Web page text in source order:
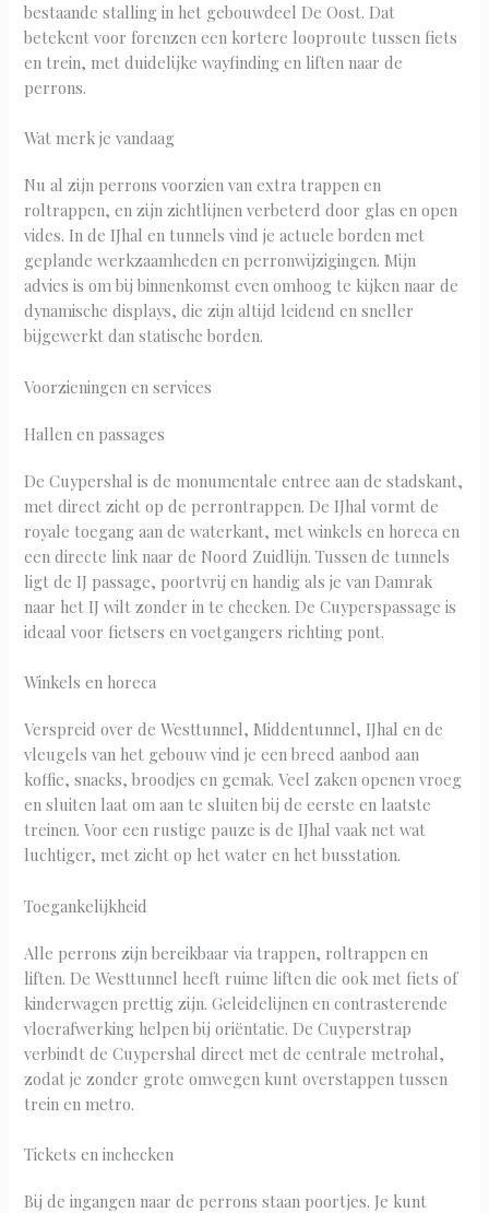
bestaande stalling in het gebouwdeel De Oost. Dat
betekent voor forenzen een kortere looproute tussen fiets
en trein, met duidelijke wayfinding en liften naar de
perrons.
Wat merk je vandaag
Nu al zijn perrons voorzien van extra trappen en
roltrappen, en zijn zichtlijnen verbeterd door glas en open
vides. In de IJhal en tunnels vind je actuele borden met
geplande werkzaamheden en perronwijzigingen. Mijn
advies is om bij binnenkomst even omhoog te kijken naar de
dynamische displays, die zijn altijd leidend en sneller
bijgewerkt dan statische borden.
Voorzieningen en services
Hallen en passages
De Cuypershal is de monumentale entree aan de stadskant,
met direct zicht op de perrontrappen. De IJhal vormt de
royale toegang aan de waterkant, met winkels en horeca en
een directe link naar de Noord Zuidlijn. Tussen de tunnels
ligt de IJ passage, poortvrij en handig als je van Damrak
naar het IJ wilt zonder in te checken. De Cuyperspassage is
ideaal voor fietsers en voetgangers richting pont.
Winkels en horeca
Verspreid over de Westtunnel, Middentunnel, IJhal en de
vleugels van het gebouw vind je een breed aanbod aan
koffie, snacks, broodjes en gemak. Veel zaken openen vroeg
en sluiten laat om aan te sluiten bij de eerste en laatste
treinen. Voor een rustige pauze is de IJhal vaak net wat
luchtiger, met zicht op het water en het busstation.
Toegankelijkheid
Alle perrons zijn bereikbaar via trappen, roltrappen en
liften. De Westtunnel heeft ruime liften die ook met fiets of
kinderwagen prettig zijn. Geleidelijnen en contrasterende
vloerafwerking helpen bij oriëntatie. De Cuyperstrap
verbindt de Cuypershal direct met de centrale metrohal,
zodat je zonder grote omwegen kunt overstappen tussen
trein en metro.
Tickets en inchecken
Bij de ingangen naar de perrons staan poortjes. Je kunt